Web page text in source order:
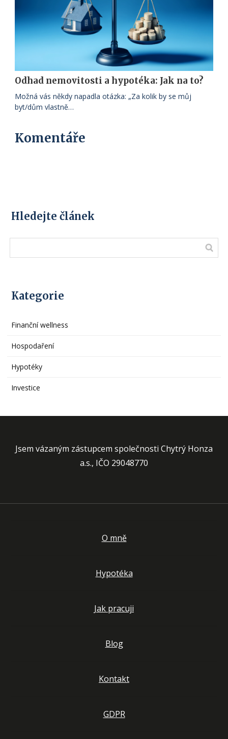
Odhad nemovitosti a hypotéka: Jak na to?
Možná vás někdy napadla otázka: „Za kolik by se můj
byt/dům vlastně…
Komentáře
Hledejte článek
Kategorie
Finanční wellness
Hospodaření
Hypotéky
Investice
Jsem vázaným zástupcem společnosti Chytrý Honza
a.s., IČO 29048770
O mně
Hypotéka
Jak pracuji
Blog
Kontakt
GDPR